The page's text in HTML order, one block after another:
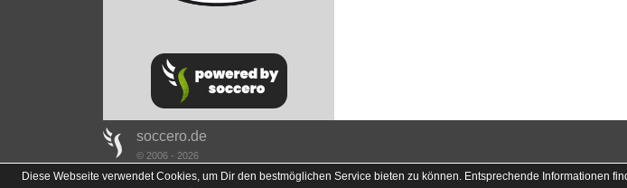
soccero.de
© 2006 - 2026
Diese Webseite verwendet Cookies, um Dir den bestmöglichen Service bieten zu können. Entsprechende Informationen